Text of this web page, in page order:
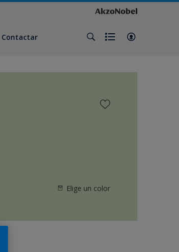
Contactar
Elige un color